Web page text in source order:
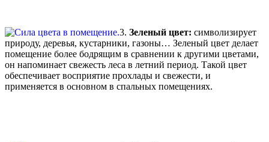
3. Зеленый цвет: символизирует
природу, деревья, кустарники, газоны… Зеленый цвет делает
помещение более бодрящим в сравнении к другими цветами,
он напоминает свежесть леса в летний период. Такой цвет
обеспечивает восприятие прохлады и свежести, и
применяется в основном в спальных помещениях.